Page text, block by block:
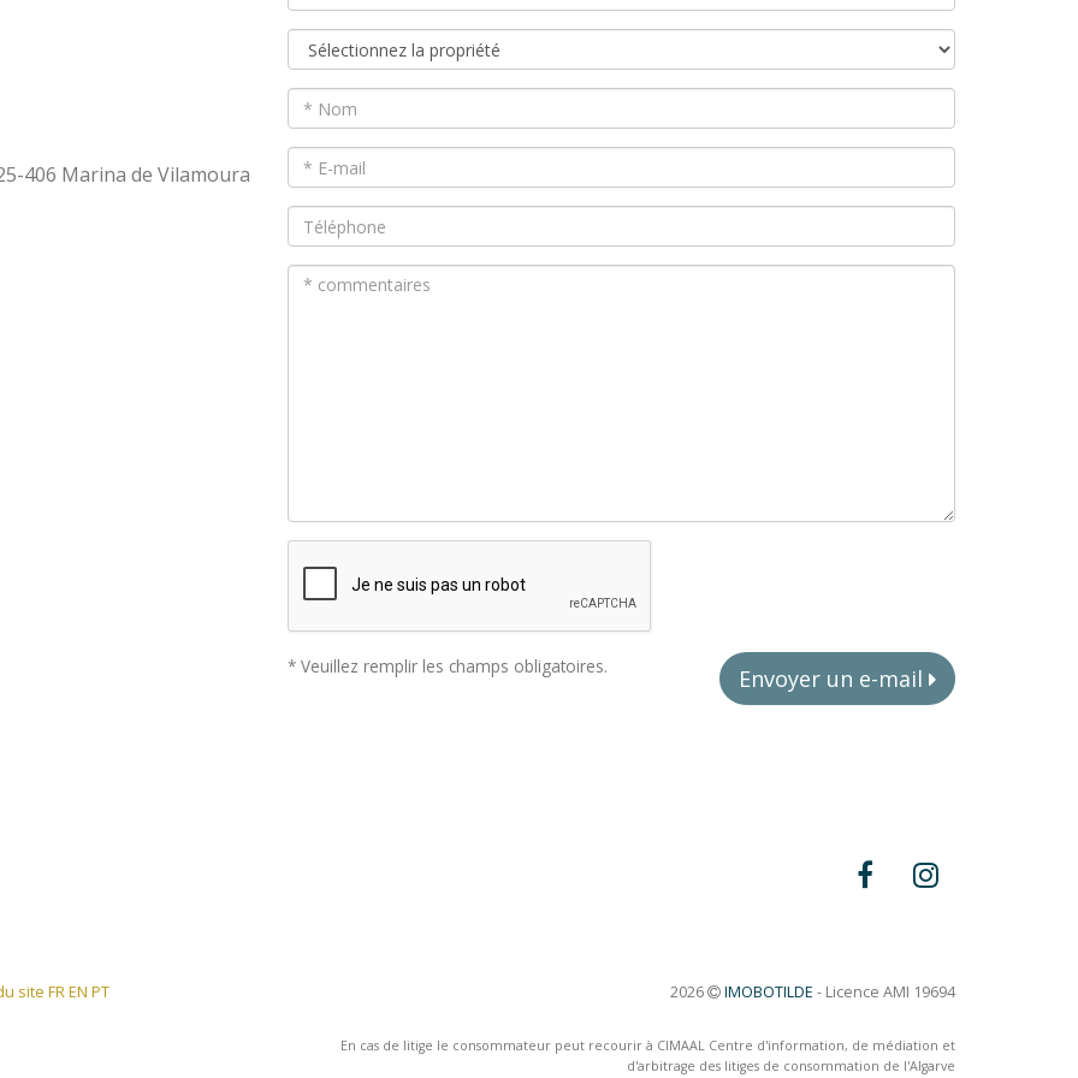
406 Marina de Vilamoura
* Veuillez remplir les champs obligatoires. Envoyer un e-mail
site FREN PT 2026 IMOBOTILDE - Licence AMI 19694
En cas de litige le consommateur peut recourir à CIMAAL Centre d'information, de médiation et
d'arbitrage des litiges de consommation de l'Algarve